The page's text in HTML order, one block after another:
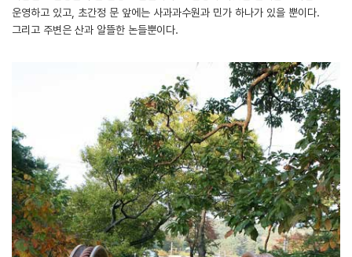
운영하고 있고, 초간정 문 앞에는 사과과수원과 민가 하나가 있을 뿐이다.
그리고 주변은 산과 알뜰한 논들뿐이다.